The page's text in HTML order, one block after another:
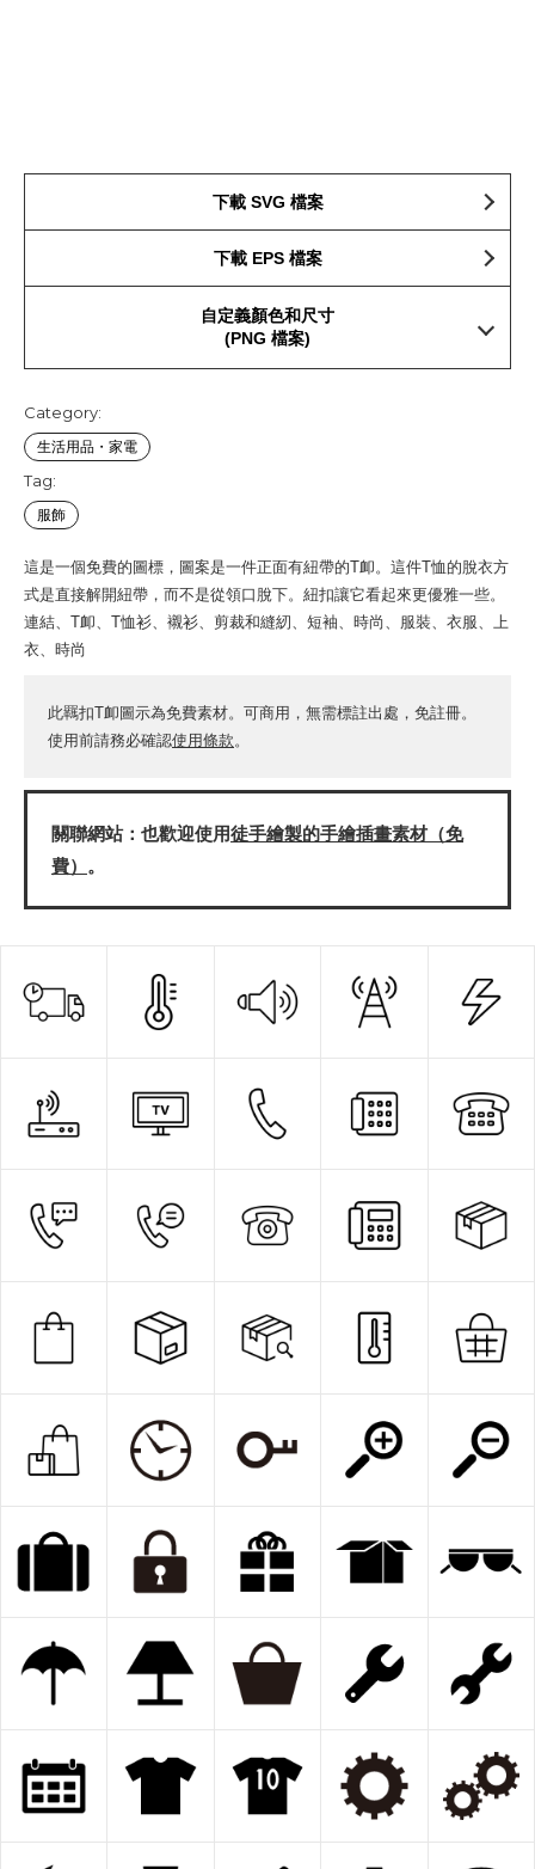
下載 SVG 檔案
下載 EPS 檔案
自定義顏色和尺寸
(PNG 檔案)
Category:
生活用品・家電
Tag:
服飾
這是一個免費的圖標，圖案是一件正面有紐帶的T卹。這件T恤的脫衣方
式是直接解開紐帶，而不是從領口脫下。紐扣讓它看起來更優雅一些。
連結、T卹、T恤衫、襯衫、剪裁和縫紉、短袖、時尚、服裝、衣服、上
衣、時尚
此羈扣T卹圖示為免費素材。可商用，無需標註出處，免註冊。
使用前請務必確認使用條款。
關聯網站：也歡迎使用徒手繪製的手繪插畫素材（免
費） 。